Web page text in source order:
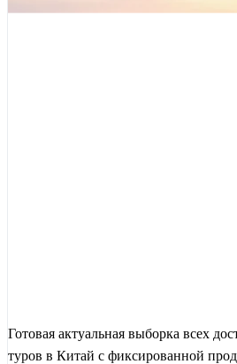
Готовая актуальная выборка всех
туров в Китай с фиксированной